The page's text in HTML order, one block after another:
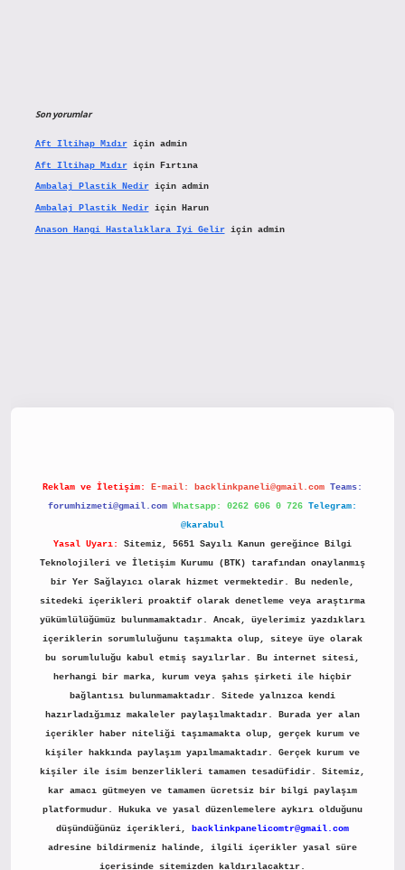
Son yorumlar
Aft Iltihap Mıdıriçin admin
Aft Iltihap Mıdıriçin Fırtına
Ambalaj Plastik Nediriçin admin
Ambalaj Plastik Nediriçin Harun
Anason Hangi Hastalıklara Iyi Geliriçin admin
Reklam ve İletişim: E-mail: backlinkpaneli@gmail.com Teams:
forumhizmeti@gmail.com Whatsapp: 0262 606 0 726 Telegram:
@karabul
Yasal Uyarı:
Sitemiz, 5651 Sayılı Kanun gereğince Bilgi
Teknolojileri ve İletişim Kurumu (BTK) tarafından onaylanmış
bir Yer Sağlayıcı olarak hizmet vermektedir. Bu nedenle,
sitedeki içerikleri proaktif olarak denetleme veya araştırma
yükümlülüğümüz bulunmamaktadır. Ancak, üyelerimiz yazdıkları
içeriklerin sorumluluğunu taşımakta olup, siteye üye olarak
bu sorumluluğu kabul etmiş sayılırlar. Bu internet sitesi,
herhangi bir marka, kurum veya şahıs şirketi ile hiçbir
bağlantısı bulunmamaktadır. Sitede yalnızca kendi
hazırladığımız makaleler paylaşılmaktadır. Burada yer alan
içerikler haber niteliği taşımamakta olup, gerçek kurum ve
kişiler hakkında paylaşım yapılmamaktadır. Gerçek kurum ve
kişiler ile isim benzerlikleri tamamen tesadüfidir. Sitemiz,
kar amacı gütmeyen ve tamamen ücretsiz bir bilgi paylaşım
platformudur. Hukuka ve yasal düzenlemelere aykırı olduğunu
düşündüğünüz içerikleri,
backlinkpanelicomtr@gmail.com
adresine bildirmeniz halinde, ilgili içerikler yasal süre
içerisinde sitemizden kaldırılacaktır.